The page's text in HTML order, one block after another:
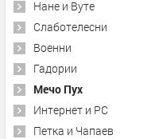
Нане и Вуте
Слаботелесни
Военни
Гадории
Мечо Пух
Интернет и PC
Петка и Чапаев